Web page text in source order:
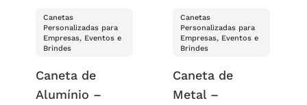
Canetas
Personalizadas para
Empresas, Eventos e
Brindes
Caneta de
Alumínio –
Canetas
Personalizadas para
Empresas, Eventos e
Brindes
Caneta de
Metal –